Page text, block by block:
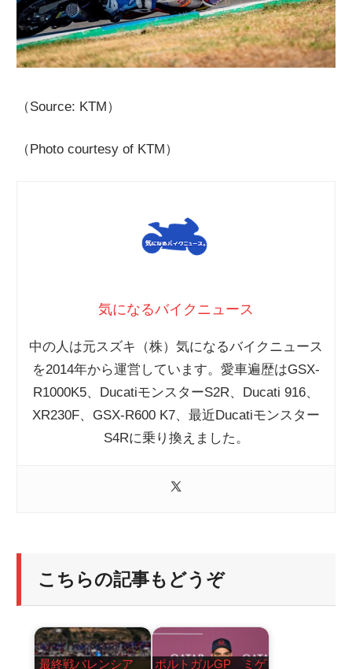
（Source: KTM）
（Photo courtesy of KTM）
気になるバイクニュース
中の人は元スズキ（株）気になるバイクニュース
を2014年から運営しています。愛車遍歴はGSX-
R1000K5、DucatiモンスターS2R、Ducati 916、
XR230F、GSX-R600 K7、最近Ducatiモンスター
S4Rに乗り換えました。
こちらの記事もどうぞ
最終戦バレンシア ポルトガルGP ミゲ